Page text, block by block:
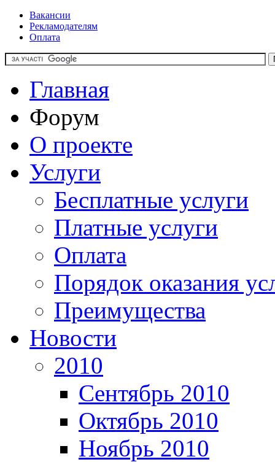
Вакансии
Рекламодателям
Оплата
Главная
Форум
О проекте
Услуги
Бесплатные услуги
Платные услуги
Оплата
Порядок оказания
Преимущества
Новости
2010
Сентябрь 2010
Октябрь 2010
Ноябрь 2010